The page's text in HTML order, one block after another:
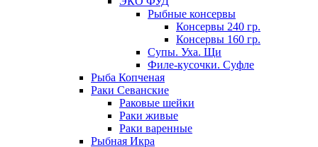
Рыбные консервы
Консервы 240 гр.
Консервы 160 гр.
Супы. Уха. Щи
Филе-кусочки. Суфле
Рыба Копченая
Раки Севанские
Раковые шейки
Раки живые
Раки варенные
Рыбная Икра